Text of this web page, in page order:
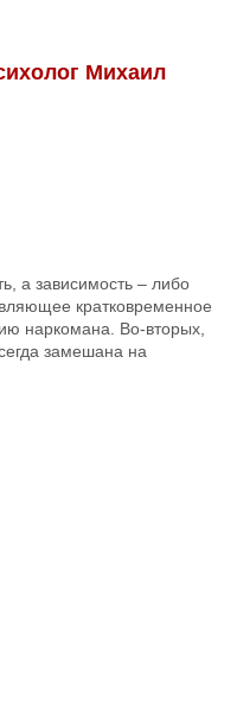
Михаил
а зависимость – либо
кратковременное
наркомана. Во-вторых,
замешана на